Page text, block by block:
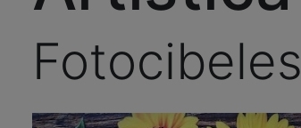
Fotocibeles